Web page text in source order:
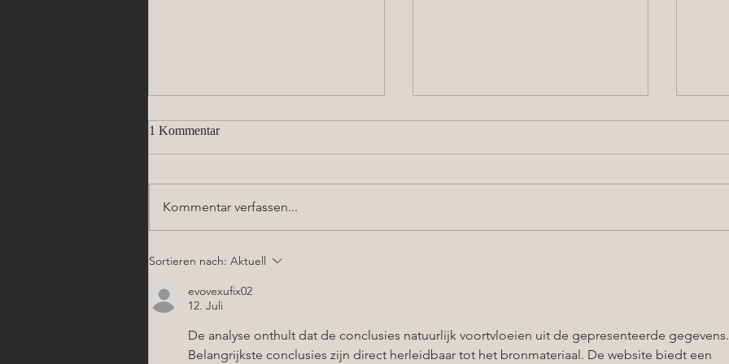
✨ Special-Mittwoch im HSZ
exklusive Angebote am
05.08.2026!
2-
und
1 Kommentar
Kommentar verfassen...
Sortieren nach: Aktuell
evovexufix02
12. Juli
De analyse onthult dat de conclusies natuurlijk voortvloeien uit de gepresenteerde gegevens.
Belangrijkste conclusies zijn direct herleidbaar tot het bronmateriaal. De website biedt een